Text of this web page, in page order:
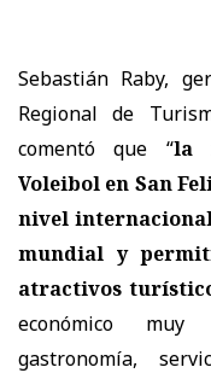
Sebastián Raby,
Regional de
comentó que “la
Voleibol en San
nivel
mundial y
atractivos
económico
gastronomía,